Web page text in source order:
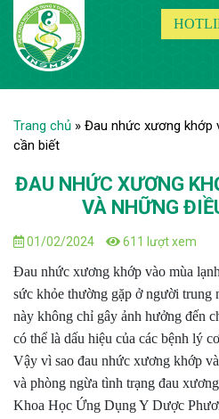
Trang chủ » Đau nhức xương khớp
cần biết
ĐAU NHỨC XƯƠNG
VÀ NHỮNG
01/02/2024 611 lượt xem
Đau nhức xương khớp vào mùa
sức khỏe thường gặp ở người trung
này không chỉ gây ảnh hưởng đến
có thể là dấu hiệu của các bệnh lý
Vậy vì sao đau nhức xương khớp
và phòng ngừa tình trạng đau
Khoa Học Ứng Dụng Y Dược